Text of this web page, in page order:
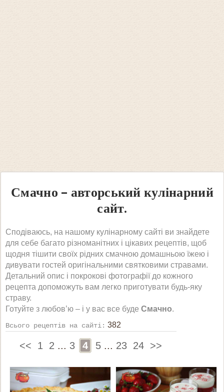
Смачно – авторський кулінарний
сайт.
Сподіваюсь, на нашому кулінарному сайті ви знайдете
для себе багато різноманітних і цікавих рецептів, щоб
щодня тішити своїх рідних смачною домашньою їжею і
дивувати гостей оригінальними святковими стравами.
Детальний опис і покрокові фотографії до кожного
рецепта допоможуть вам легко приготувати будь-яку
страву.
Готуйте з любов’ю – і у вас все буде Смачно.
Всього рецептів на сайті: 382
<< 1 2 ... 3 4 5 ... 23 24 >>